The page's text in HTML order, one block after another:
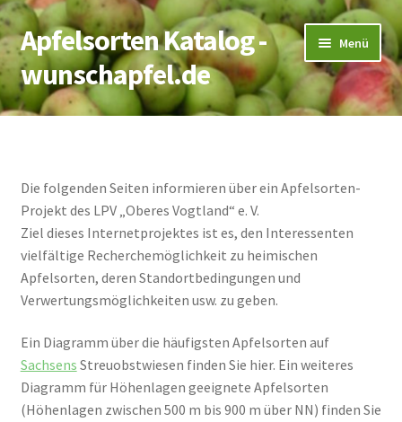
Zur
Navigation
springen
Zum
Inhalt
springen
Apfelsorten Katalog -
wunschapfel.de
Menü
Startseite
Kontakt
Die folgenden Seiten informieren über ein Apfelsorten-
Projekt des LPV „Oberes Vogtland“ e. V.
Ziel dieses Internetprojektes ist es, den Interessenten
vielfältige Recherchemöglichkeit zu heimischen
Apfelsorten, deren Standortbedingungen und
Verwertungsmöglichkeiten usw. zu geben.
Ein Diagramm über die häufigsten Apfelsorten auf
Sachsens Streuobstwiesen finden Sie hier. Ein weiteres
Diagramm für Höhenlagen geeignete Apfelsorten
(Höhenlagen zwischen 500 m bis 900 m über NN) finden Sie